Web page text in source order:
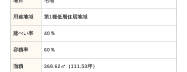
用途地域 第1種低層住居地域
建ぺい率 40％
容積率 60％
面積 368.62㎡（111.53坪）